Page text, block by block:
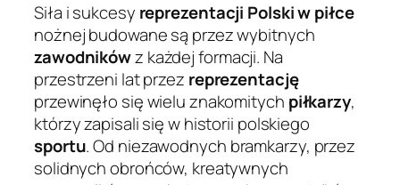
Siła i sukcesy reprezentacji Polski w piłce
nożnej budowane są przez wybitnych
zawodnikówz każdej formacji. Na
przestrzeni lat przez reprezentację
przewinęło się wielu znakomitych piłkarzy,
którzy zapisali się w historii polskiego
sportu. Od niezawodnych bramkarzy, przez
solidnych obrońców, kreatywnych